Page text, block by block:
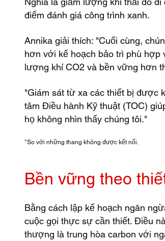
điểm đánh giá công trình xanh.
Annika giải thích: "Cuối cùng,
hơn với kế hoạch bảo trì phù hợp
lượng khí CO2 và bền vững hơn
"Giám sát từ xa các thiết bị được
tâm Điều hành Kỹ thuật (TOC)
họ không nhìn thấy chúng tôi."
*So với những thang không được kết nối.
Bền vững theo
Bằng cách lập kế hoạch ngăn
cuộc gọi thực sự cần thiết. Điều
thượng là trung hòa carbon với